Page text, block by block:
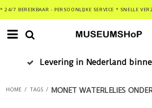
* 24/7 BEREIKBAAR - PERSOONLIJKE SERVICE * SNELLE
Levering in Nederland
HOME / TAGS / MONET WATERLELIES